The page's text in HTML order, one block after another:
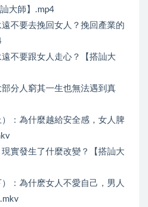
大師】.mp4
不要去挽回女人？挽回產業的
不要跟女人走心？【搭訕大
分人窮其一生也無法遇到真
：為什麼越給安全感，女人脾
實發生了什麼改變？【搭訕大
：為什麽女人不愛自己，男人